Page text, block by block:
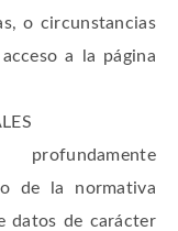
o circunstancias
a la página
de la normativa
datos de carácter